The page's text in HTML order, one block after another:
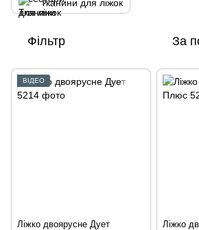
Тканини для ліжок
Фільтр За
ВІДЕО
Ліжко двоярусне Дует Ліжко